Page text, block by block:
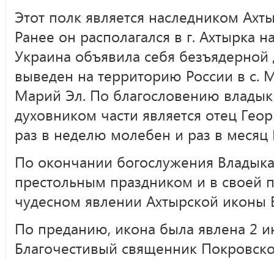
Этот полк является наследником
Ранее он располагался в г. Ахтырка
Украина объявила себя
выведен на территорию России в с.
Марий Эл. По благословению
духовником части является отец
раз в неделю молебен и раз в
По окончании богослужения
престольным праздником и в своей
чудесном явлении Ахтырской
По преданию, икона была явлена 2
Благочестивый священник